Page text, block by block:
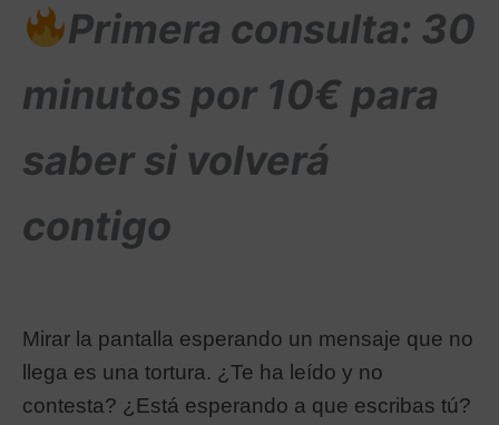
Primera consulta: 30
minutos por 10€ para
saber si volverá
contigo
Mirar la pantalla esperando un mensaje que no
llega es una tortura. ¿Te ha leído y no
contesta? ¿Está esperando a que escribas tú?